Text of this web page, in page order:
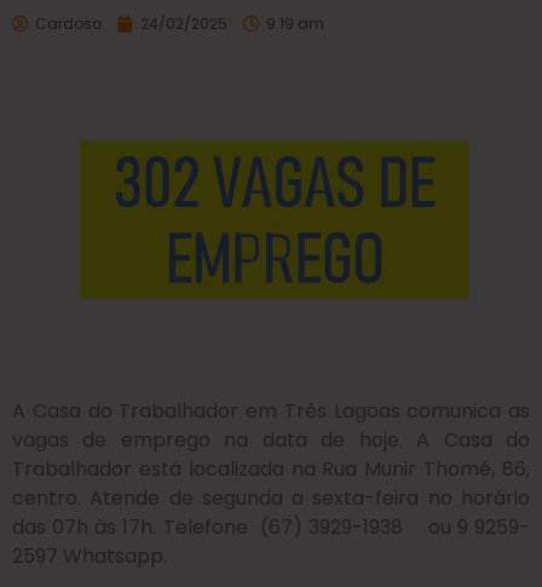
Cardoso 24/02/2025 9:19 am
A Casa do Trabalhador em Três Lagoas comunica as
vagas de emprego na data de hoje. A Casa do
Trabalhador está localizada na Rua Munir Thomé, 86,
centro. Atende de segunda a sexta-feira no horário
das 07h às 17h. Telefone (67) 3929-1938 ou 9 9259-
2597 Whatsapp.